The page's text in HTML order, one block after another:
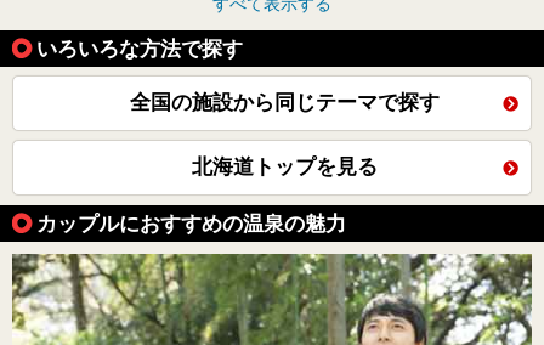
いろいろな方法で探す
全国の施設から同じテーマで探す
北海道トップを見る
カップルにおすすめの温泉の魅力